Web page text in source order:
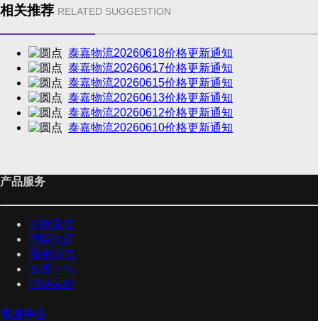
相关推荐 RELATED SUGGESTION
泰嘉物流20260618价格更新通知
泰嘉物流20260617价格更新通知
泰嘉物流20260615价格更新通知
泰嘉物流20260613价格更新通知
泰嘉物流20260612价格更新通知
泰嘉物流20260610价格更新通知
产品服务
邮政渠道
国际快递
香港UPS
专线小包
FBA头程
客服中心